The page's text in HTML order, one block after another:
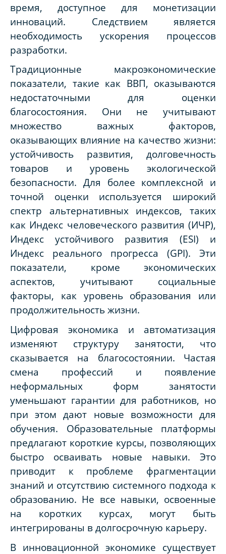
время, доступное для монетизации
инноваций. Следствием является
необходимость ускорения процессов
разработки.
Традиционные макроэкономические
показатели, такие как ВВП, оказываются
недостаточными для оценки
благосостояния. Они не учитывают
множество важных факторов,
оказывающих влияние на качество жизни:
устойчивость развития, долговечность
товаров и уровень экологической
безопасности. Для более комплексной и
точной оценки используется широкий
спектр альтернативных индексов, таких
как Индекс человеческого развития (ИЧР),
Индекс устойчивого развития (ESI) и
Индекс реального прогресса (GPI). Эти
показатели, кроме экономических
аспектов, учитывают социальные
факторы, как уровень образования или
продолжительность жизни.
Цифровая экономика и автоматизация
изменяют структуру занятости, что
сказывается на благосостоянии. Частая
смена профессий и появление
неформальных форм занятости
уменьшают гарантии для работников, но
при этом дают новые возможности для
обучения. Образовательные платформы
предлагают короткие курсы, позволяющих
быстро осваивать новые навыки. Это
приводит к проблеме фрагментации
знаний и отсутствию системного подхода к
образованию. Не все навыки, освоенные
на коротких курсах, могут быть
интегрированы в долгосрочную карьеру.
В инновационной экономике существует